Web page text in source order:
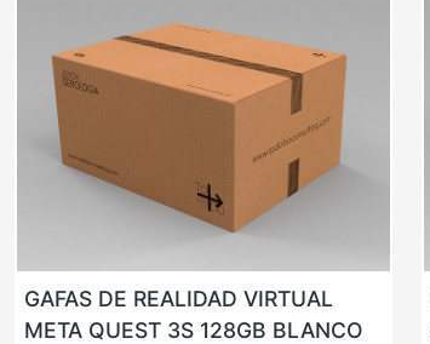
GAFAS DE REALIDAD VIRTUAL
META QUEST 3S 128GB BLANCO